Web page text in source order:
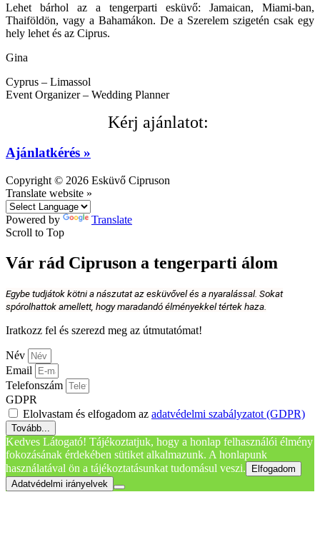
Lehet bárhol az a tengerparti esküvő: Jamaican, Miami-ban,
Thaiföldön, vagy a Bahamákon. De a Szerelem szigetén csak egy
hely lehet és az Ciprus.
Gina
Cyprus – Limassol
Event Organizer – Wedding Planner
Kérj ajánlatot:
Ajánlatkérés »
Copyright © 2026 Esküvő Cipruson
Translate website »
Powered by
Translate
Scroll to Top
Vár rád Cipruson a tengerparti álom
Egybe tudjátok kötni a nászutat az esküvővel és a nyaralással. Sokat
spórolhattok amellett, hogy maradandó élményekkel tértek haza.
Iratkozz fel és szerezd meg az útmutatómat!
Név
Email
Telefonszám
GDPR
Elolvastam és elfogadom az adatvédelmi szabályzatot (GDPR)
Tovább...
Kedves Látogató! Tájékoztatjuk, hogy a honlap felhasználói élmény
fokozásának érdekében sütiket alkalmazunk. A honlapunk
használatával ön a tájékoztatásunkat tudomásul veszi.
Elfogadom
Adatvédelmi irányelvek